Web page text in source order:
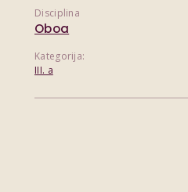
Disciplina
Oboa
Kategorija:
III. a